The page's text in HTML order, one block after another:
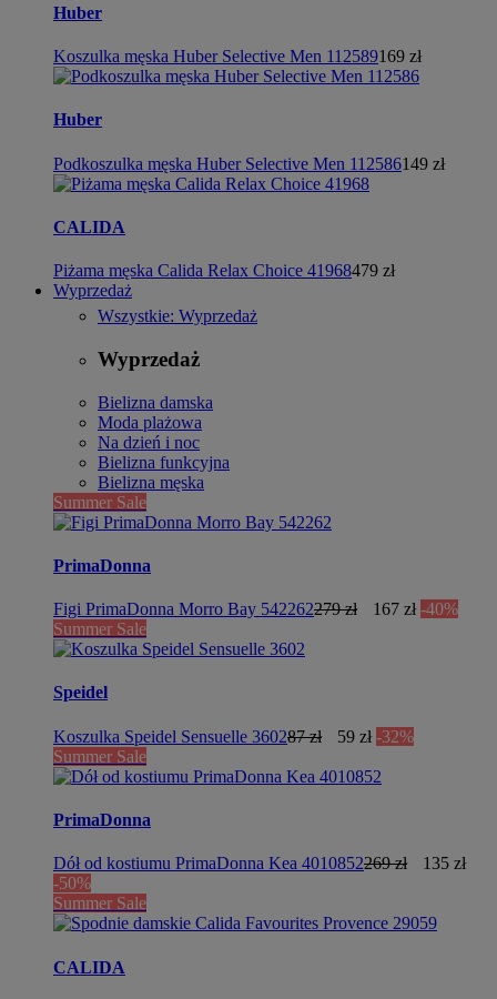
Huber
Koszulka męska Huber Selective Men 112589169 zł
Huber
Podkoszulka męska Huber Selective Men 112586149 zł
CALIDA
Piżama męska Calida Relax Choice 41968479 zł
Wyprzedaż
Wszystkie: Wyprzedaż
Wyprzedaż
Bielizna damska
Moda plażowa
Na dzień i noc
Bielizna funkcyjna
Bielizna męska
Summer Sale
PrimaDonna
Figi PrimaDonna Morro Bay 542262279 zł 167 zł -40%
Summer Sale
Speidel
Koszulka Speidel Sensuelle 360287 zł 59 zł -32%
Summer Sale
PrimaDonna
Dół od kostiumu PrimaDonna Kea 4010852269 zł
135 zł
-50%
Summer Sale
CALIDA